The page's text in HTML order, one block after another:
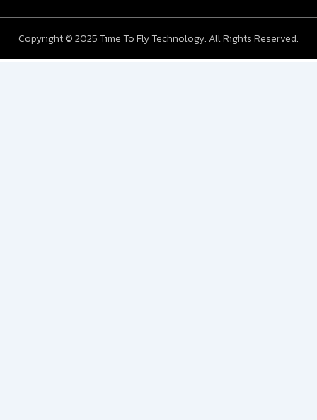
Copyright © 2025 Time To Fly Technology. All Rights Reserved.